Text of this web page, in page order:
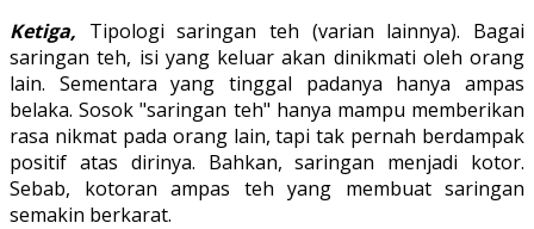
Ketiga, Tipologi saringan teh (varian lainnya). Bagai
saringan teh, isi yang keluar akan dinikmati oleh orang
lain. Sementara yang tinggal padanya hanya ampas
belaka. Sosok "saringan teh" hanya mampu memberikan
rasa nikmat pada orang lain, tapi tak pernah berdampak
positif atas dirinya. Bahkan, saringan menjadi kotor.
Sebab, kotoran ampas teh yang membuat saringan
semakin berkarat.